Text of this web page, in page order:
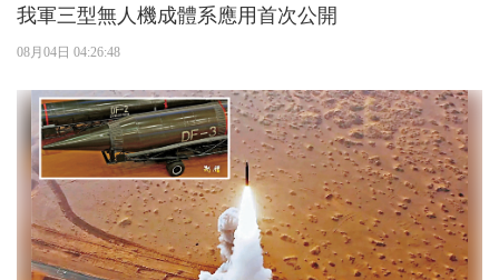
我軍三型無人機成體系應用首次公開
08月04日 04:26:48